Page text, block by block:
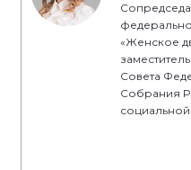
«Женское
Совета
Собрания